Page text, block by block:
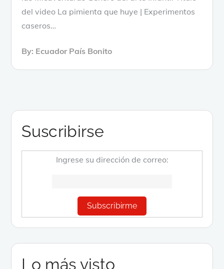
del video La pimienta que huye | Experimentos
caseros…
By: Ecuador País Bonito
Suscribirse
Ingrese su dirección de correo:
Lo más visto